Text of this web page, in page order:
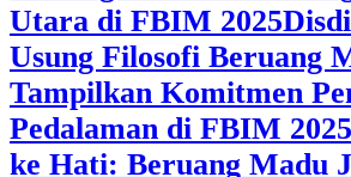
Utara di FBIM 2025
Usung Filosofi Beruang
Tampilkan Komitmen
Pedalaman di FBIM 2025
ke Hati: Beruang Madu